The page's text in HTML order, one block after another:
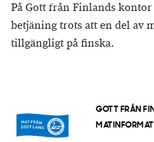
På Gott från Finlands kontor
betjäning trots att en del av
tillgängligt på finska.
GOTT FRÅN